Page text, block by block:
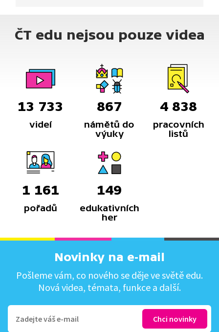
ČT edu nejsou pouze videa
13 733
videí
867
námětů do
výuky
4 838
pracovních
listů
1 161
pořadů
149
edukativních
her
Novinky na e-mail
Pošleme vám, co nového se děje ve světě edu.
Nová videa, témata, funkce a další.